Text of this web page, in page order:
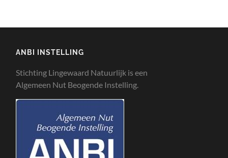
ANBI INSTELLING
Stichting Lingewaard Natuurlijk is een
Algemeen Nut Beogende Instelling.